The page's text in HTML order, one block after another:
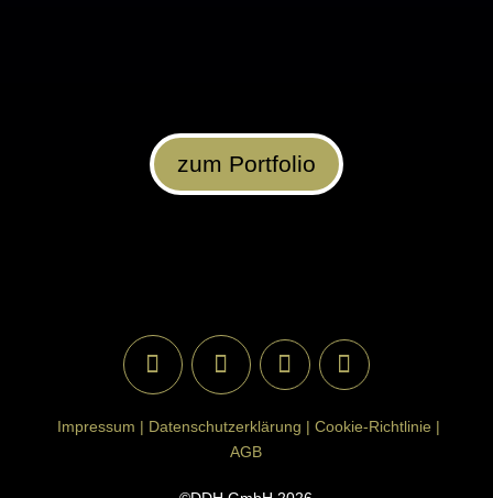
zum Portfolio
Impressum | Datenschutzerklärung | Cookie-Richtlinie |
AGB